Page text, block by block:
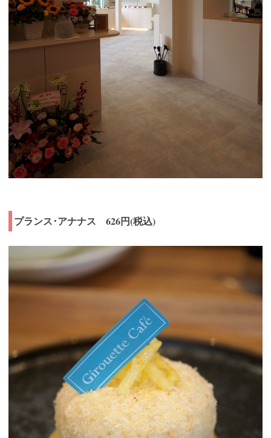
プランス･アナナス 626円(税込)